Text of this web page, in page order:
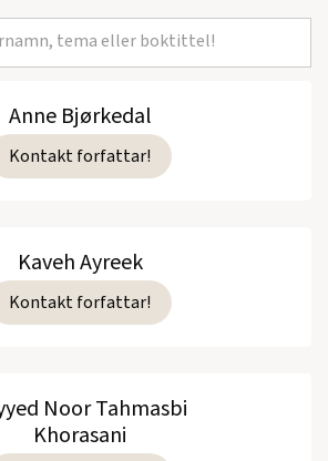
Anne Bjørkedal
Kontakt forfattar!
Kaveh Ayreek
Kontakt forfattar!
Noor Tahmasbi
Khorasani